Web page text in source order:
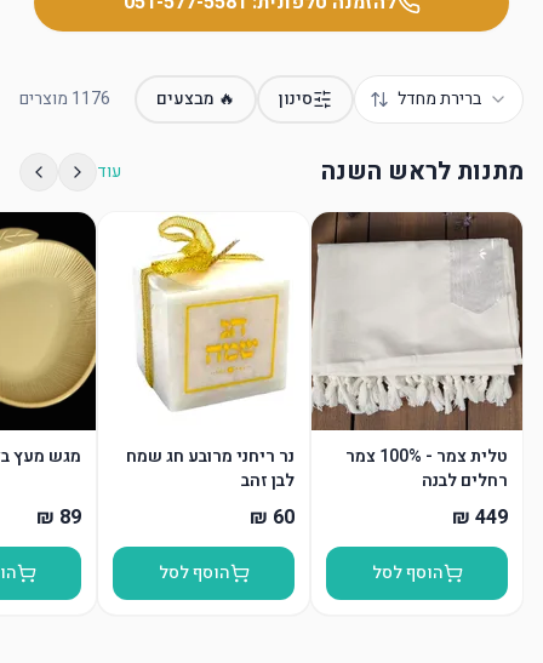
ברירת מחדל סינון 🔥 מבצעים 1176 מוצרים
מתנות לראש השנה עוד
טלית צמר - 100% צמר
רחלים לבנה
הוסף לסל
נר ריחני מרובע חג שמח
לבן זהב
הוסף לסל
מגש מעץ